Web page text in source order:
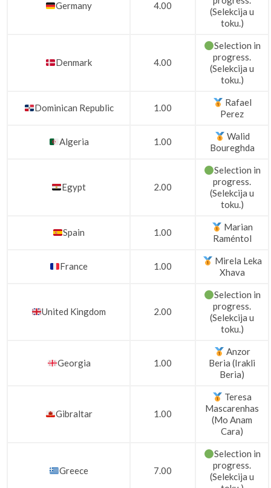
Germany 4.00
(Selekcija u
toku.)
Denmark 4.00
Selection in
progress.
(Selekcija u
toku.)
Dominican Republic 1.00
Rafael
Perez
Algeria 1.00
Walid
Boureghda
Egypt 2.00
Selection in
progress.
(Selekcija u
toku.)
Spain 1.00
Marian
Raméntol
France 1.00
Mirela Leka
Xhava
United Kingdom 2.00
Selection in
progress.
(Selekcija u
toku.)
Georgia 1.00
Anzor
Beria (Irakli
Beria)
Gibraltar 1.00
Teresa
Mascarenhas
(Mo Anam
Cara)
Greece 7.00
Selection in
progress.
(Selekcija u